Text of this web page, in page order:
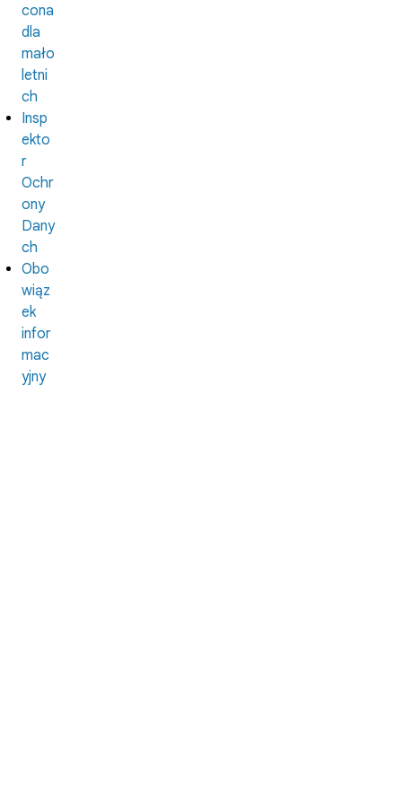
cona
dla
mało
letni
ch
Insp
ekto
r
Ochr
ony
Dany
ch
Obo
wiąz
ek
infor
mac
yjny